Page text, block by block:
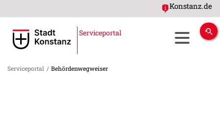
Konstanz.de
Serviceportal
Serviceportal / Behördenwegweiser